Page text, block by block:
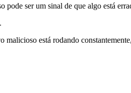
pode ser um sinal de que algo está
está rodando